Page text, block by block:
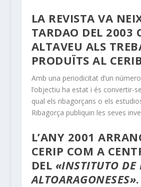
LA REVISTA VA
TARDAO DEL 2003
ALTAVEU ALS
PRODUÏTS AL
Amb una periodicitat d’un
l’objectiu ha estat i és convertir-
qual els ribagorçans o els
Ribagorça publiquin les seves
L’ANY 2001
CERIP COM A
DEL «INSTITUTO DE
ALTOARAGONESES».